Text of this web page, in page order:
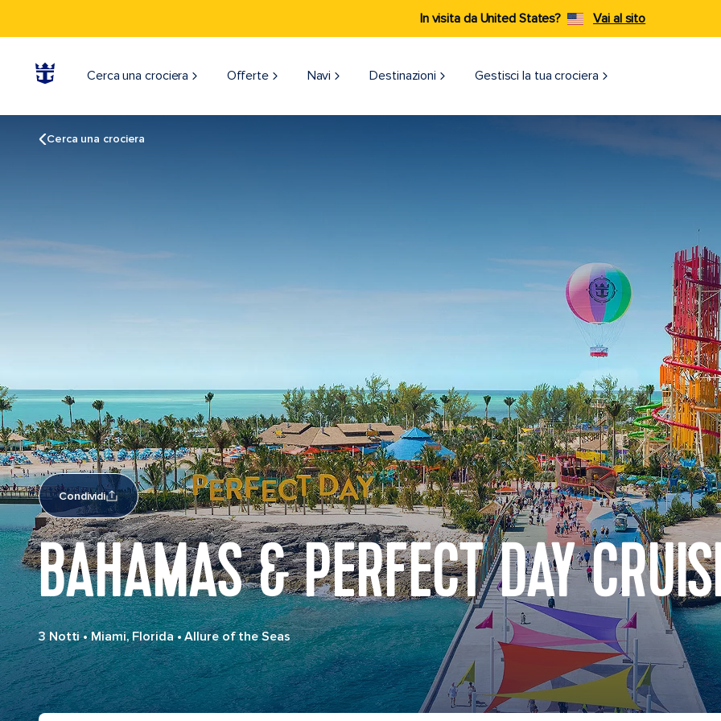
In visita da United States? Vai al sito
Cerca una crociera Offerte Navi Destinazioni​ Gestisci la tua crociera
Cerca una crociera
Condividi
BAHAMAS & PERFECT DAY
3 Notti•Miami, Florida•Allure of the Seas